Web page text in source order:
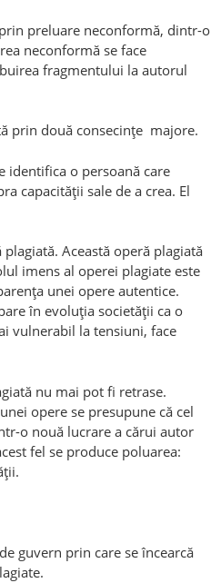
preluare neconformă, dintr-o
neconformă se face
fragmentului la autorul
prin două consecinţe majore.
identifica o persoană care
capacităţii sale de a crea. El
Această operă plagiată
imens al operei plagiate este
unei opere autentice.
în evoluţia societăţii ca o
vulnerabil la tensiuni, face
nu mai pot fi retrase.
opere se presupune că cel
o nouă lucrare a cărui autor
fel se produce poluarea:
guvern prin care se încearcă